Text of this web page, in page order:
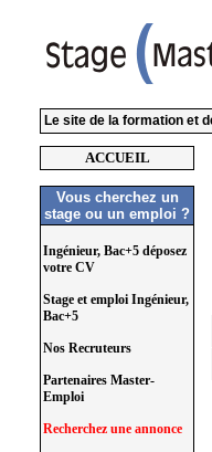
Le site de la formation et
ACCUEIL
Vous cherchez un
stage ou un emploi ?
Ingénieur, Bac+5 déposez
votre CV
Stage et emploi Ingénieur,
Bac+5
Nos Recruteurs
Partenaires Master-
Emploi
Recherchez une annonce